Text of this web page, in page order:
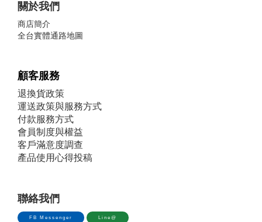
關於我們
商店簡介
全台實體通路地圖
顧客服務
退換貨政策
運送政策與服務方式
付款服務方式
會員制度與權益
客戶滿意度調查
產品使用心得投稿
聯絡我們
FB Messenger Line@